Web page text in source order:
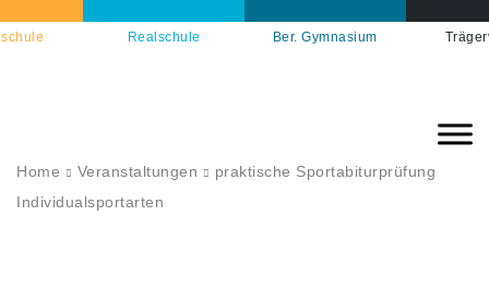
Realschule Ber. Gymnasium
Home Veranstaltungen
praktische Sportabiturprüfung
Individualsportarten